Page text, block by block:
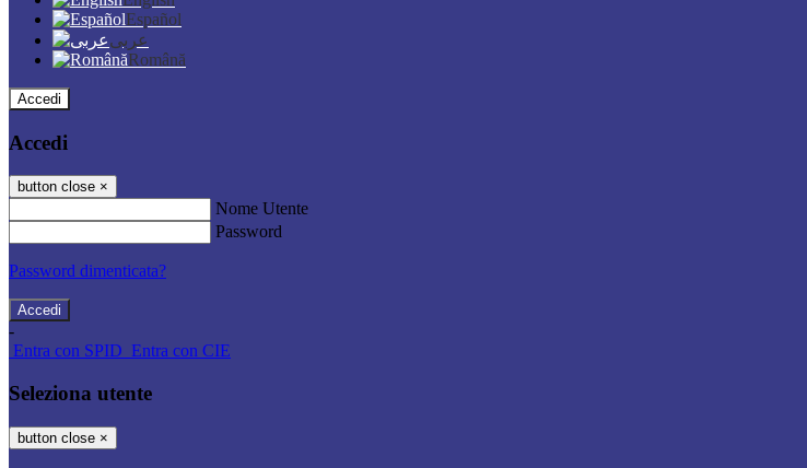
Español
عربى
Română
Accedi
Accedi
button close ×
Nome Utente
Password
Password dimenticata?
-
Entra con SPID Entra con CIE
Seleziona utente
button close ×